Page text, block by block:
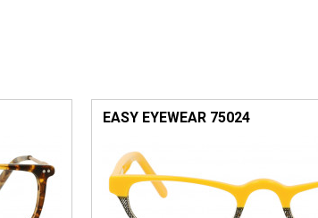
EASY EYEWEAR 75024